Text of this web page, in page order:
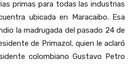
primas para todas las industrias
ubicada en Maracaibo. Esa
la madrugada del pasado 24 de
de Primazol, quien le aclaró
colombiano Gustavo Petro